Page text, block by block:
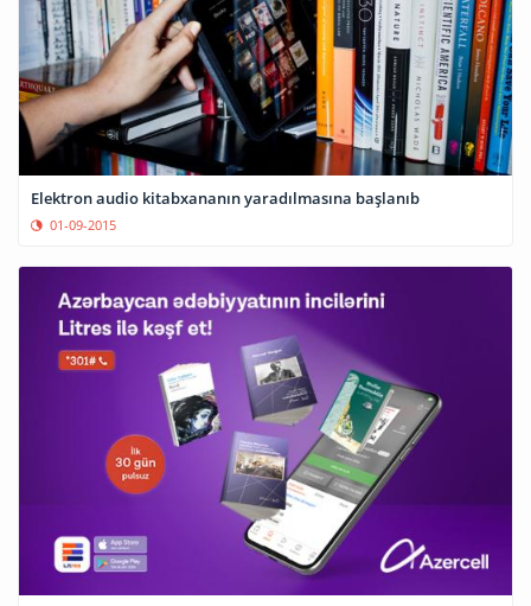
Elektron audio kitabxananın yaradılmasına başlanıb
01-09-2015